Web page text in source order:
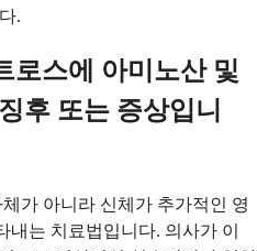
.
로스에 아미노산 및
후 또는 증상입니
가 아니라 신체가 추가적인 영
는 치료법입니다. 의사가 이